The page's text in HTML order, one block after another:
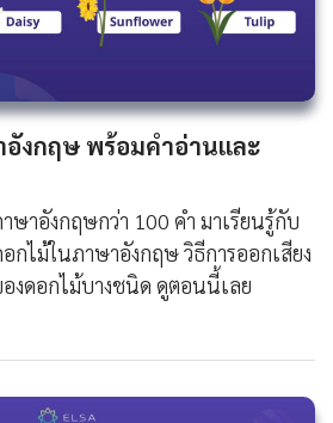
อังกฤษ พร้อมคำอ่านและ
าอังกฤษกว่า 100 คำ มาเรียนรู้กับ
อกไม้ในภาษาอังกฤษ วิธีการออกเสียง
งดอกไม้บางชนิด ดูตอนนี้เลย